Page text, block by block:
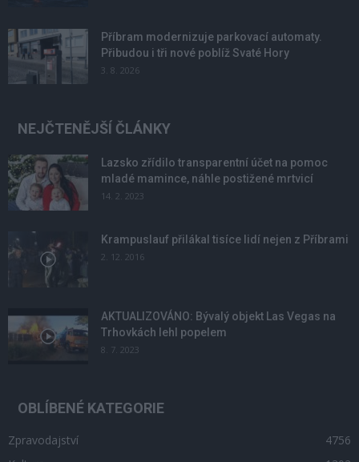
Příbram modernizuje parkovací automaty.
Přibudou i tři nové poblíž Svaté Hory
3. 8. 2026
NEJČTENĚJŠÍ ČLÁNKY
Lazsko zřídilo transparentní účet na pomoc
mladé mamince, náhle postižené mrtvicí
14. 2. 2023
Krampuslauf přilákal tisíce lidí nejen z Příbrami
2. 12. 2016
AKTUALIZOVÁNO: Bývalý objekt Las Vegas na
Trhovkách lehl popelem
8. 7. 2023
OBLÍBENÉ KATEGORIE
Zpravodajství
4756